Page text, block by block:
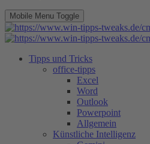
Mobile Menu Toggle
Tipps und Tricks
office-tipps
Excel
Word
Outlook
Powerpoint
Allgemein
Künstliche Intelligenz